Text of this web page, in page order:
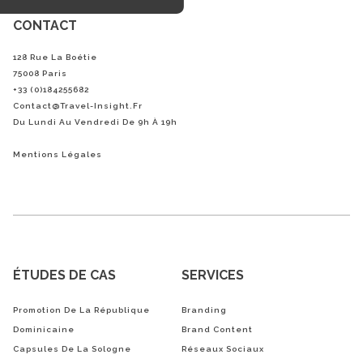
CONTACT
128 Rue La Boétie
75008 Paris
+33 (0)184255682
Contact@Travel-Insight.fr
Du Lundi Au Vendredi De 9h À 19h
Mentions Légales
ÉTUDES DE CAS
Promotion De La République
Dominicaine
Capsules De La Sologne
SERVICES
Branding
Brand Content
Réseaux Sociaux